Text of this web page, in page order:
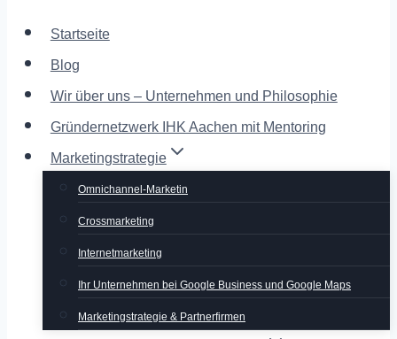
Startseite
Blog
Wir über uns – Unternehmen und Philosophie
Gründernetzwerk IHK Aachen mit Mentoring
Marketingstrategie
Omnichannel-Marketin
Crossmarketing
Internetmarketing
Ihr Unternehmen bei Google Business und Google Maps
Marketingstrategie & Partnerfirmen